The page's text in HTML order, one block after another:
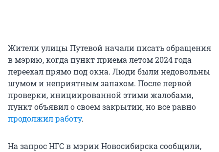
Жители улицы Путевой начали писать обращения
в мэрию, когда пункт приема летом 2024 года
переехал прямо под окна. Люди были недовольны
шумом и неприятным запахом. После первой
проверки, инициированной этими жалобами,
пункт объявил о своем закрытии, но все равно
продолжил работу.
На запрос НГС в мэрии Новосибирска сообщили,